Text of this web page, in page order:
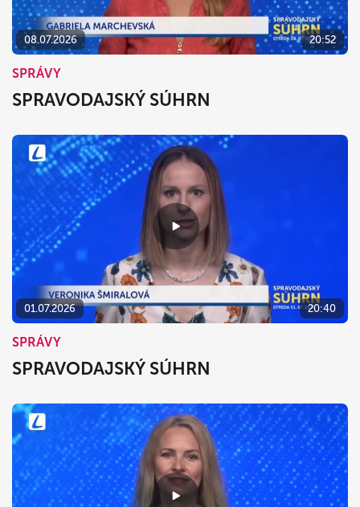
08.07.2026 20:52
SPRÁVY
SPRAVODAJSKÝ SÚHRN
01.07.2026 20:40
SPRÁVY
SPRAVODAJSKÝ SÚHRN